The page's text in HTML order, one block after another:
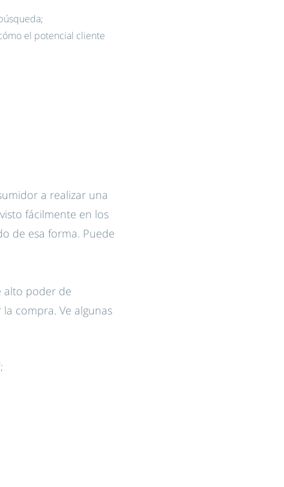
el potencial cliente
a realizar una
fácilmente en los
de esa forma. Puede
alto poder de
compra. Ve algunas